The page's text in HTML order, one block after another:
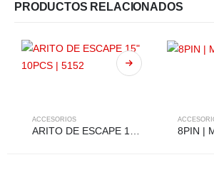
PRODUCTOS RELACIONADOS
ACCESORIOS
8PIN |